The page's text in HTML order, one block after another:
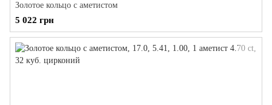
Золотое кольцо с аметистом
5 022 грн